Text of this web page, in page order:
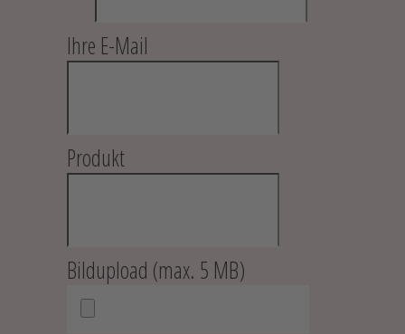
Ihre E-Mail
Produkt
Bildupload (max. 5 MB)